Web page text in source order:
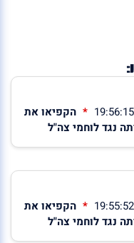
הקפיאו את
נגד לוחמי צה"ל
הקפיאו את
נגד לוחמי צה"ל